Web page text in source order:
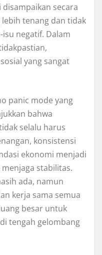
secara
tenang dan tidak
negatif. Dalam
yang sangat
panic mode yang
bahwa
selalu harus
konsistensi
ekonomi menjadi
stabilitas.
ada, namun
kerja sama semua
besar untuk
tengah gelombang